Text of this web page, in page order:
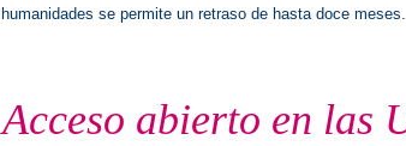
humanidades se permite un retraso de hasta doce meses.
Acceso abierto en las